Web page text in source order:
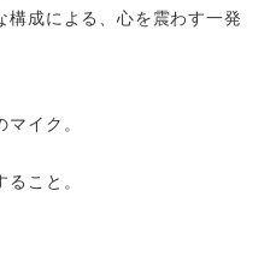
構成による、心を震わす一発
イク。
こと。